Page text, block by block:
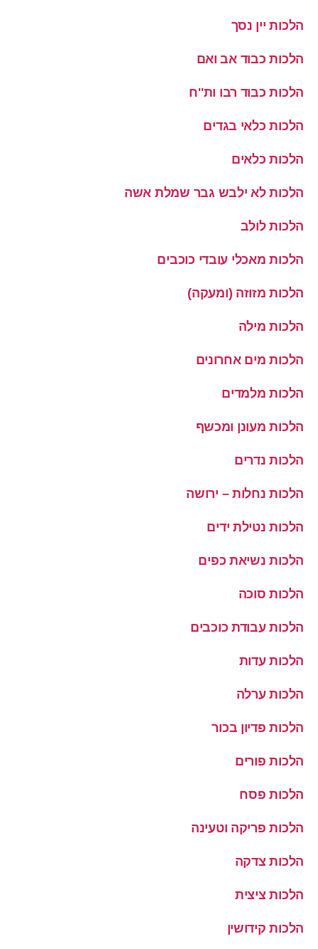
הלכות יין נסך
הלכות כבוד אב ואם
הלכות כבוד רבו ות''ח
הלכות כלאי בגדים
הלכות כלאים
הלכות לא ילבש גבר שמלת אשה
הלכות לולב
הלכות מאכלי עובדי כוכבים
הלכות מזוזה (ומעקה)
הלכות מילה
הלכות מים אחרונים
הלכות מלמדים
הלכות מעונן ומכשף
הלכות נדרים
הלכות נחלות – ירושה
הלכות נטילת ידים
הלכות נשיאת כפים
הלכות סוכה
הלכות עבודת כוכבים
הלכות עדות
הלכות ערלה
הלכות פדיון בכור
הלכות פורים
הלכות פסח
הלכות פריקה וטעינה
הלכות צדקה
הלכות ציצית
הלכות קידושין